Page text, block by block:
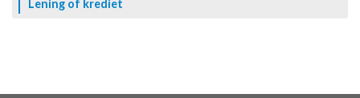
Lening of krediet